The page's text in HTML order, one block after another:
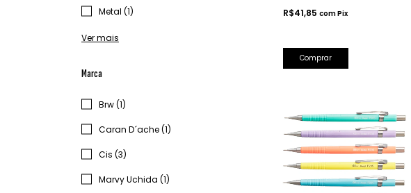
Metal (1)
Ver mais
Marca
Brw (1)
Caran D´ache (1)
Cis (3)
Marvy Uchida (1)
R$41,85 comPix
Comprar